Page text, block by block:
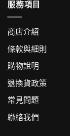
服務項目
商店介紹
條款與細則
購物說明
退換貨政策
常見問題
聯絡我們